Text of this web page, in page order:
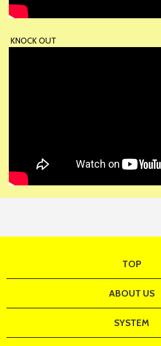
KNOCK OUT
TOP
ABOUT US
SYSTEM